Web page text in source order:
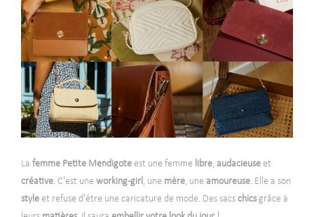
La femme Petite Mendigote est une femme libre, audacieuse et
créative. C'est une working-girl , une mère, une amoureuse. Elle a son
style et refuse d'être une caricature de mode. Des sacs chicsgrâce à